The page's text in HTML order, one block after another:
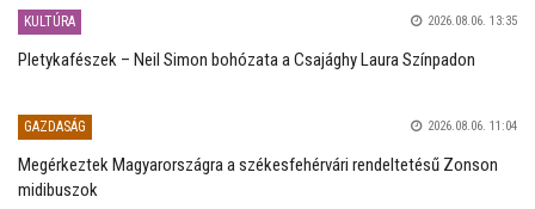
KULTÚRA 2026.08.06. 13:35
Pletykafészek – Neil Simon bohózata a Csajághy Laura Színpadon
GAZDASÁG 2026.08.06. 11:04
Megérkeztek Magyarországra a székesfehérvári rendeltetésű Zonson
midibuszok